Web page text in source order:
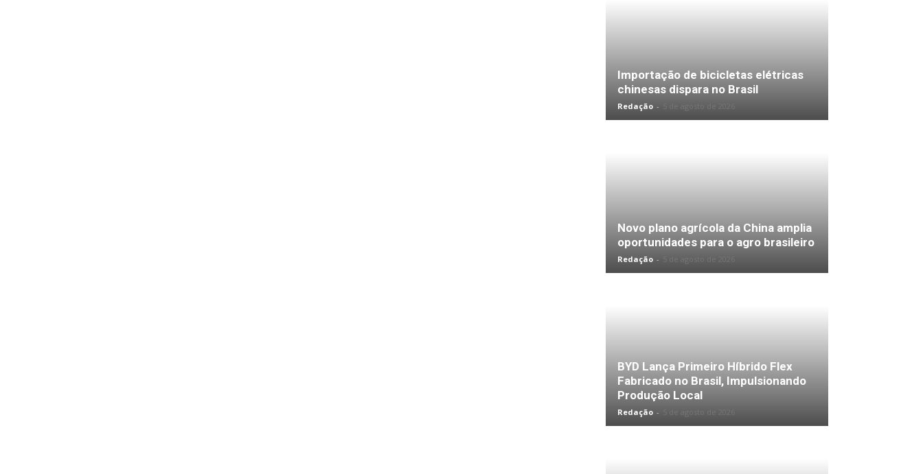
Importação de bicicletas elétricas
chinesas dispara no Brasil
Redação -
Novo plano agrícola da China amplia
oportunidades para o agro brasileiro
Redação -
BYD Lança Primeiro Híbrido Flex
Fabricado no Brasil, Impulsionando
Produção Local
Redação -